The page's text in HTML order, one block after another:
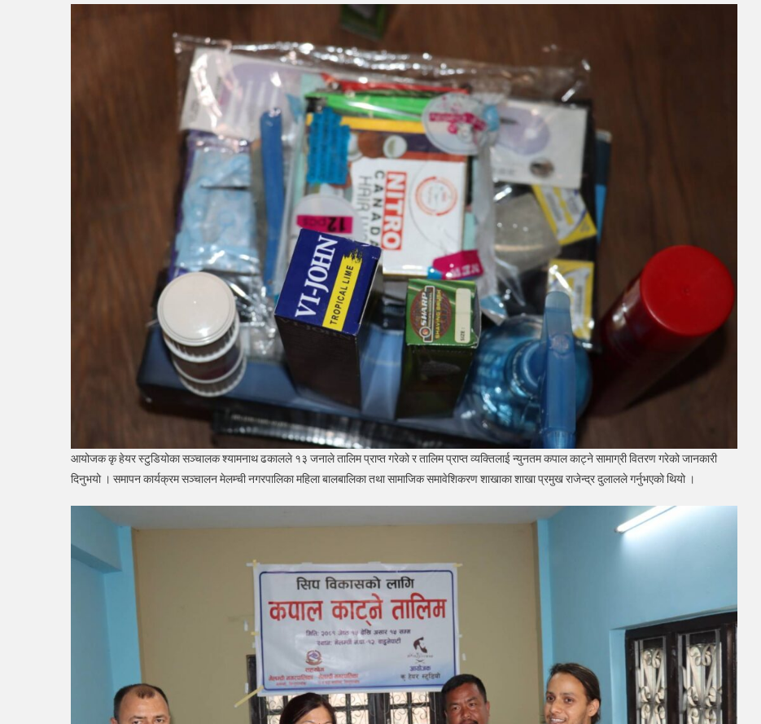
आयोजक कृ हेयर स्टुडियोका सञ्चालक श्यामनाथ ढकालले १३ जनाले तालिम प्राप्त गरेको र तालिम प्राप्त व्यक्तिलाई न्युनतम कपाल काट्ने सामाग्री वितरण गरेको जानकारी
दिनुभयो । समापन कार्यक्रम सञ्चालन मेलम्ची नगरपालिका महिला बालबालिका तथा सामाजिक समावेशिकरण शाखाका शाखा प्रमुख राजेन्द्र दुलालले गर्नुभएको थियो ।